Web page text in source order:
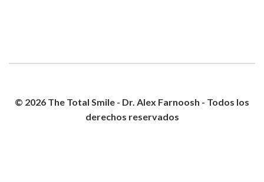
© 2026 The Total Smile - Dr. Alex Farnoosh - Todos los
derechos reservados